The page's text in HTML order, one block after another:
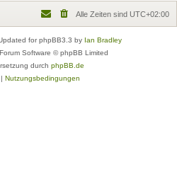
Alle Zeiten sind UTC+02:00
for phpBB3.3 by Ian Bradley
Software © phpBB Limited
durch phpBB.de
Nutzungsbedingungen